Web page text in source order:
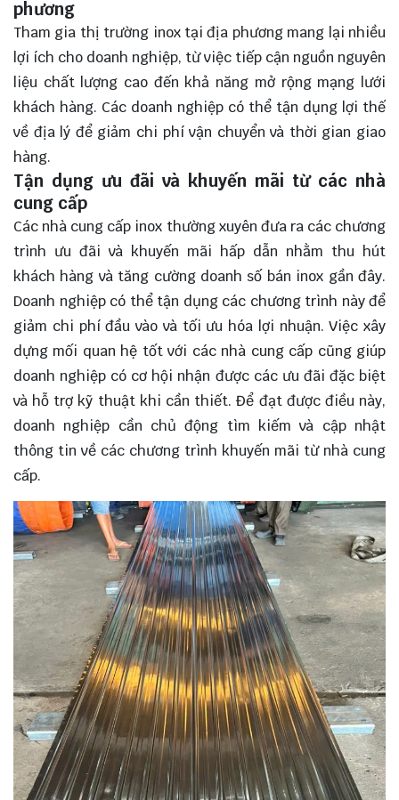
phương
Tham gia thị trường inox tại địa phương mang lại nhiều
lợi ích cho doanh nghiệp, từ việc tiếp cận nguồn nguyên
liệu chất lượng cao đến khả năng mở rộng mạng lưới
khách hàng. Các doanh nghiệp có thể tận dụng lợi thế
về địa lý để giảm chi phí vận chuyển và thời gian giao
hàng.
Tận dụng ưu đãi và khuyến mãi từ các nhà
cung cấp
Các nhà cung cấp inox thường xuyên đưa ra các chương
trình ưu đãi và khuyến mãi hấp dẫn nhằm thu hút
khách hàng và tăng cường doanh số bán inox gần đây.
Doanh nghiệp có thể tận dụng các chương trình này để
giảm chi phí đầu vào và tối ưu hóa lợi nhuận. Việc xây
dựng mối quan hệ tốt với các nhà cung cấp cũng giúp
doanh nghiệp có cơ hội nhận được các ưu đãi đặc biệt
và hỗ trợ kỹ thuật khi cần thiết. Để đạt được điều này,
doanh nghiệp cần chủ động tìm kiếm và cập nhật
thông tin về các chương trình khuyến mãi từ nhà cung
cấp.